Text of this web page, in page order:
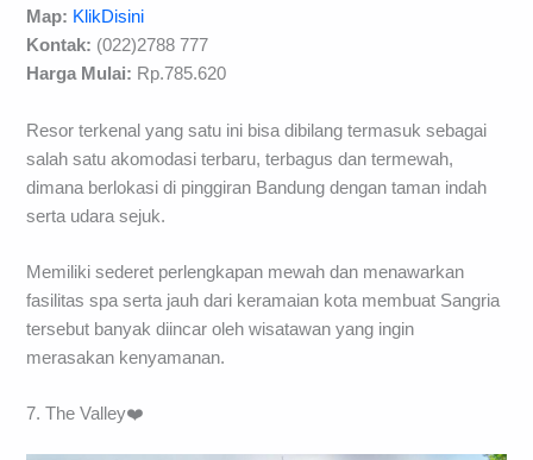
Map: KlikDisini
Kontak: (022)2788 777
Harga Mulai: Rp.785.620
Resor terkenal yang satu ini bisa dibilang termasuk sebagai
salah satu akomodasi terbaru, terbagus dan termewah,
dimana berlokasi di pinggiran Bandung dengan taman indah
serta udara sejuk.
Memiliki sederet perlengkapan mewah dan menawarkan
fasilitas spa serta jauh dari keramaian kota membuat Sangria
tersebut banyak diincar oleh wisatawan yang ingin
merasakan kenyamanan.
7. The Valley❤️